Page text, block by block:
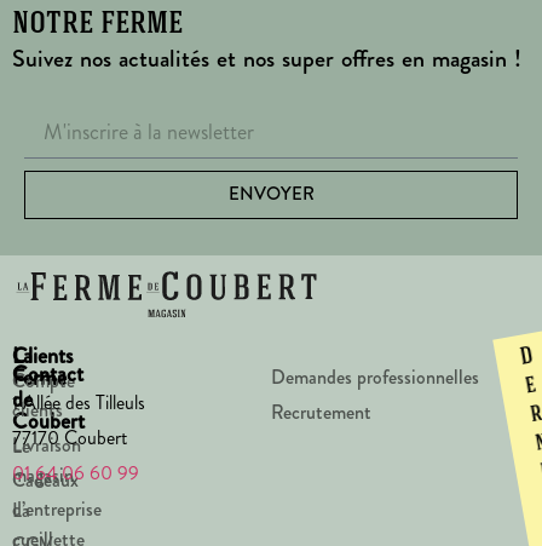
notre ferme
Suivez nos actualités et nos super offres en magasin !
ENVOYER
La
Ferme
de
Coubert
Le
magasin
La
cueillette
Clients
Compte
clients
Livraison
Cadeaux
d’entreprise
Contact
1 Allée des Tilleuls
77170 Coubert
01 64 06 60 99
Demandes professionnelles
Recrutement
D
e